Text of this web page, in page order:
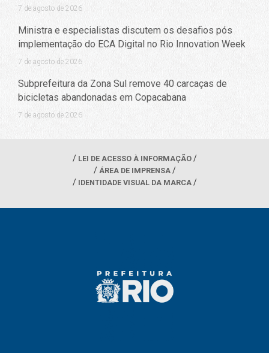
7 de agosto de 2026
Ministra e especialistas discutem os desafios pós
implementação do ECA Digital no Rio Innovation Week
7 de agosto de 2026
Subprefeitura da Zona Sul remove 40 carcaças de
bicicletas abandonadas em Copacabana
7 de agosto de 2026
LEI DE ACESSO À INFORMAÇÃO
ÁREA DE IMPRENSA
IDENTIDADE VISUAL DA MARCA